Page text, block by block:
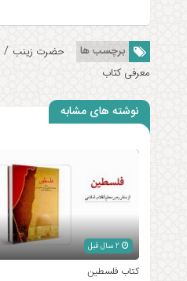
برچسب ها حضرت زینب /
معرفی کتاب
نوشته های مشابه
2 سال قبل
کتاب فلسطین